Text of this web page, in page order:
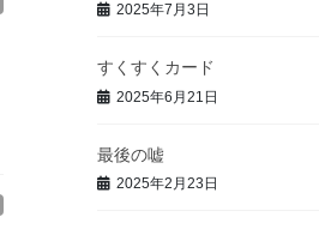
2025年7月3日
すくすくカード
2025年6月21日
最後の嘘
2025年2月23日